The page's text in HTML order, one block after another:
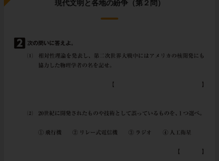
現代文明と各地の紛争（第２問）